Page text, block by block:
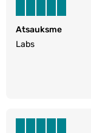
Atsauksme
Labs